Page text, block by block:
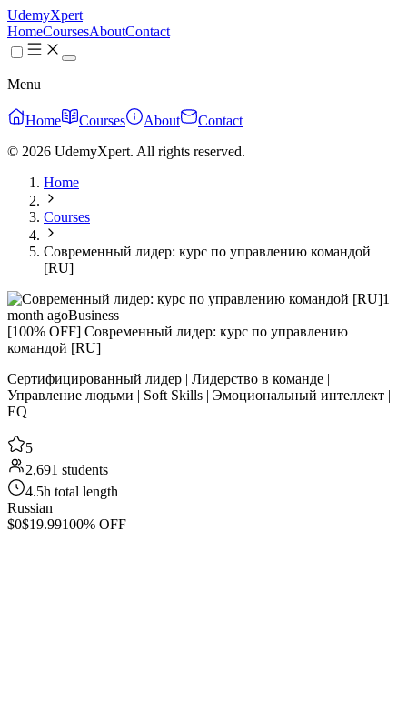
UdemyXpert
HomeCoursesAboutContact
Menu
Home Courses About
Contact
© 2026 UdemyXpert. All rights reserved.
Home
Courses
Современный лидер: курс по управлению командой
[RU]
1
month agoBusiness
[100% OFF] Современный лидер: курс по управлению
командой [RU]
Сертифицированный лидер | Лидерство в команде |
Управление людьми | Soft Skills | Эмоциональный интеллект |
EQ
5
2,691 students
4.5h total length
Russian
$0$19.99100% OFF